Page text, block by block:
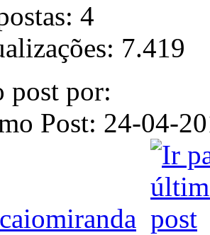
4
7.419
post por:
Post: 24-04-
caiomiranda